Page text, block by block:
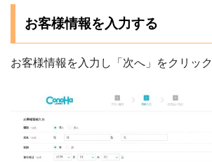
お客様情報を入力する
お客様情報を入力し「次へ」をクリック